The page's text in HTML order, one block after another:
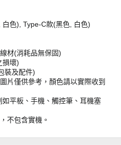
色), Type-C款(黑色, 白色)
材(消耗品無保固)
損壞)
裝及配件)
片僅供參考，顏色請以實際收到
平板、手機、觸控筆、耳機塞
不包含實機。